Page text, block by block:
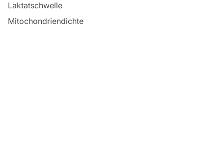
Laktatschwelle
Mitochondriendichte